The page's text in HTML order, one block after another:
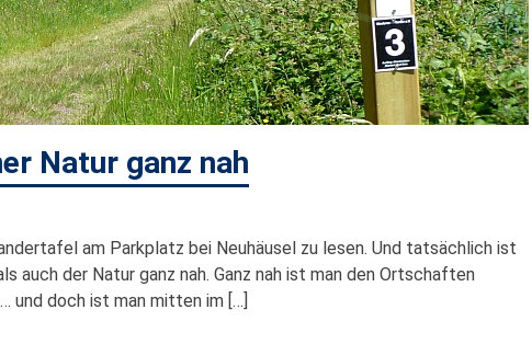
Natur ganz nah
am Parkplatz bei Neuhäusel zu lesen. Und tatsächlich ist
auch der Natur ganz nah. Ganz nah ist man den Ortschaften
und doch ist man mitten im […]